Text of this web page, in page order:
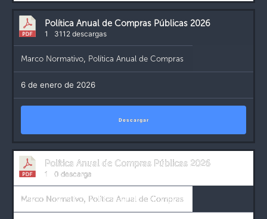
Política Anual de Compras Públicas 2026
1 3112 descargas
Marco Normativo, Política Anual de Compras
6 de enero de 2026
Descargar
Política Anual de Compras Públicas 2026
1 0 descarga
Marco Normativo, Política Anual de Compras